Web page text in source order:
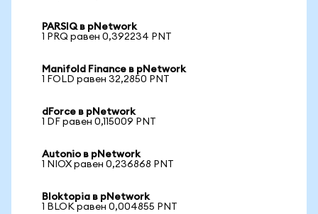
PARSIQ в pNetwork
1 PRQ равен 0,392234 PNT
Manifold Finance в pNetwork
1 FOLD равен 32,2850 PNT
dForce в pNetwork
1 DF равен 0,115009 PNT
Autonio в pNetwork
1 NIOX равен 0,236868 PNT
Bloktopia в pNetwork
1 BLOK равен 0,004855 PNT